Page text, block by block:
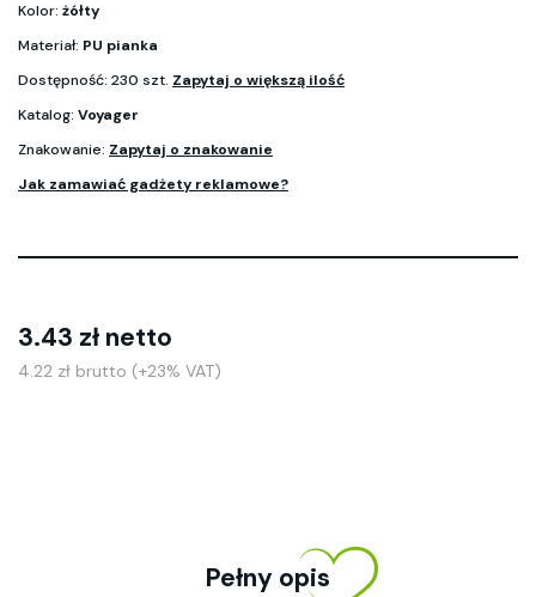
Kolor: żółty
Materiał: PU pianka
Dostępność: 230 szt. Zapytaj o większą ilość
Katalog: Voyager
Znakowanie: Zapytaj o znakowanie
Jak zamawiać gadżety reklamowe?
3.43 zł netto
4.22 zł brutto (+23% VAT)
Pełny opis